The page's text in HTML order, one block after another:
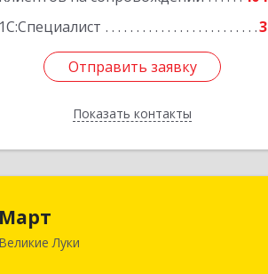
1С:Специалист
3
Отправить заявку
Показать контакты
Отправить заявку
Назад
Март
Великие Луки
182113, Псковская обл, Великие Луки